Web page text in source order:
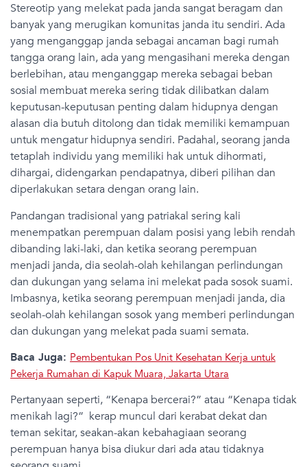
Stereotip yang melekat pada janda sangat beragam dan
banyak yang merugikan komunitas janda itu sendiri. Ada
yang menganggap janda sebagai ancaman bagi rumah
tangga orang lain, ada yang mengasihani mereka dengan
berlebihan, atau menganggap mereka sebagai beban
sosial membuat mereka sering tidak dilibatkan dalam
keputusan-keputusan penting dalam hidupnya dengan
alasan dia butuh ditolong dan tidak memiliki kemampuan
untuk mengatur hidupnya sendiri. Padahal, seorang janda
tetaplah individu yang memiliki hak untuk dihormati,
dihargai, didengarkan pendapatnya, diberi pilihan dan
diperlakukan setara dengan orang lain.
Pandangan tradisional yang patriakal sering kali
menempatkan perempuan dalam posisi yang lebih rendah
dibanding laki-laki, dan ketika seorang perempuan
menjadi janda, dia seolah-olah kehilangan perlindungan
dan dukungan yang selama ini melekat pada sosok suami.
Imbasnya, ketika seorang perempuan menjadi janda, dia
seolah-olah kehilangan sosok yang memberi perlindungan
dan dukungan yang melekat pada suami semata.
Baca Juga: Pembentukan Pos Unit Kesehatan Kerja untuk
Pekerja Rumahan di Kapuk Muara, Jakarta Utara
Pertanyaan seperti, “Kenapa bercerai?” atau “Kenapa tidak
menikah lagi?” kerap muncul dari kerabat dekat dan
teman sekitar, seakan-akan kebahagiaan seorang
perempuan hanya bisa diukur dari ada atau tidaknya